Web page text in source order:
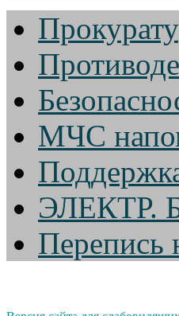
МЧС
ЭЛЕКТР.
Перепись